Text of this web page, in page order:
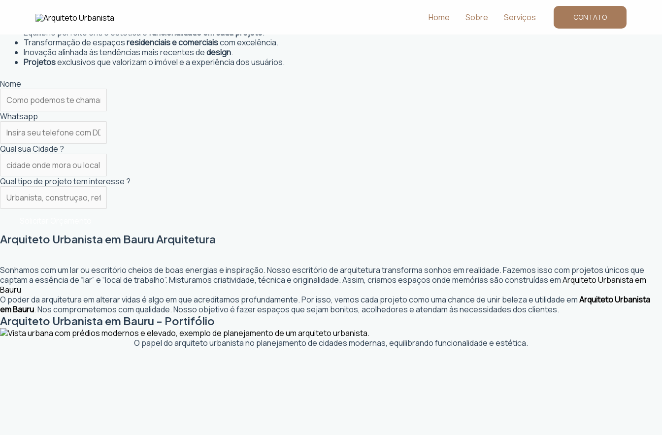
conteúdo
Home Sobre Serviços CONTATO
Projetos personalizados
Equilíbrio perfeito entre estética e funcionalidade em cada projeto.
Transformação de espaçosresidenciais e comerciaiscom excelência.
Inovação alinhada às tendências mais recentes dedesign.
Projetosexclusivos que valorizam o imóvel e a experiência dos usuários.
Nome
Whatsapp
Qual sua Cidade ?
Qual tipo de projeto tem interesse ?
Arquiteto Urbanista em Bauru Arquitetura
Sonhamos com um lar ou escritório cheios de boas energias e inspiração. Nosso escritório de arquitetura transforma sonhos em realidade. Fazemos isso com projetos únicos que
captam a essência de “lar” e “local de trabalho”. Misturamos criatividade, técnica e originalidade. Assim, criamos espaços onde memórias são construídas emArquiteto Urbanista em
Bauru
O poder da arquitetura em alterar vidas é algo em que acreditamos profundamente. Por isso, vemos cada projeto como uma chance de unir beleza e utilidade emArquiteto Urbanista
em Bauru. Nos comprometemos com qualidade. Nosso objetivo é fazer espaços que sejam bonitos, acolhedores e atendam às necessidades dos clientes.
Arquiteto Urbanista em Bauru - Portifólio
O papel do arquiteto urbanista no planejamento de cidades modernas, equilibrando funcionalidade e estética.